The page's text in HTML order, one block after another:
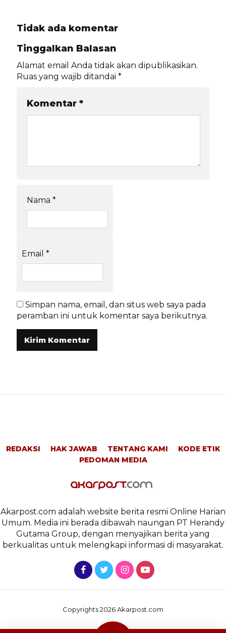
Tidak ada komentar
Tinggalkan Balasan
Alamat email Anda tidak akan dipublikasikan.
Ruas yang wajib ditandai *
Komentar *
Nama *
Email *
Simpan nama, email, dan situs web saya pada
peramban ini untuk komentar saya berikutnya.
REDAKSI HAK JAWAB TENTANG KAMI
KODE ETIK
PEDOMAN MEDIA
Akarpost.com adalah website berita resmi Online Harian
Umum. Media ini berada dibawah naungan PT Herandy
Gutama Group, dengan menyajikan berita yang
berkualitas untuk melengkapi informasi di masyarakat.
Copyrights 2026 Akarpost.com